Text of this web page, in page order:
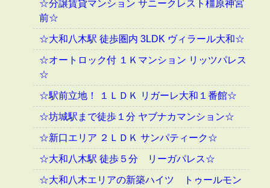
☆分譲賃貸マンション サニークレスト橿原神宮
前☆
☆大和八木駅 徒歩圏内 3LDK ヴィラール大和☆
☆オートロック付 １Ｋマンション リッツパレス
☆
☆駅前立地！ １ＬＤＫ リガーレ大和１番館☆
☆坊城駅まで徒歩１分 ヤブナカマンション☆
☆新口エリア ２ＬＤＫ サンパティーク☆
☆大和八木駅 徒歩５分 リーガパレス☆
☆大和八木エリアの新築ハイツ トゥールモン